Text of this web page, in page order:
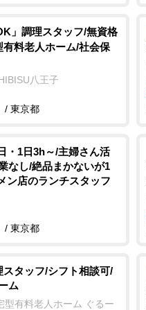
」調理スタッフ/無資格
料老人ホーム/社会保
八王子
/ 東京都
・1日3h～/主婦さん活
なし/絶品まかないが1
ン店のランチスタッフ
/ 東京都
スタッフ/シフト相談可/
ム
型有料老人ホーム ぐるー